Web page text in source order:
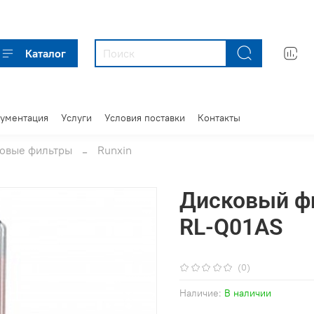
Каталог
Услуги Условия поставки Контакты
фильтры Runxin
(0)
Наличие: В наличии
Дисковый
RL-Q01AS